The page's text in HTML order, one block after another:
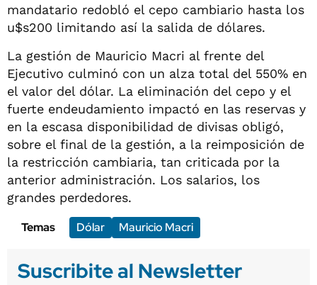
mandatario redobló el cepo cambiario hasta los
u$s200 limitando así la salida de dólares.
La gestión de Mauricio Macri al frente del
Ejecutivo culminó con un alza total del 550% en
el valor del dólar. La eliminación del cepo y el
fuerte endeudamiento impactó en las reservas y
en la escasa disponibilidad de divisas obligó,
sobre el final de la gestión, a la reimposición de
la restricción cambiaria, tan criticada por la
anterior administración. Los salarios, los
grandes perdedores.
Temas
Dólar Mauricio Macri
Suscribite al Newsletter